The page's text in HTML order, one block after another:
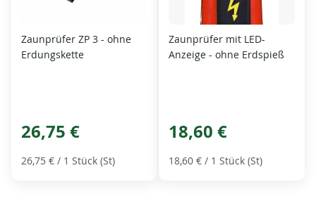
Zaunprüfer ZP 3 - ohne
Erdungskette
26,75 €
26,75 € / 1 Stück (St)
Zaunprüfer mit LED-
Anzeige - ohne Erdspieß
18,60 €
18,60 € / 1 Stück (St)